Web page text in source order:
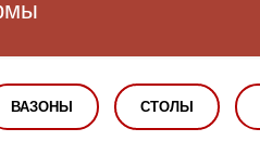
ВАЗОНЫ СТОЛЫ